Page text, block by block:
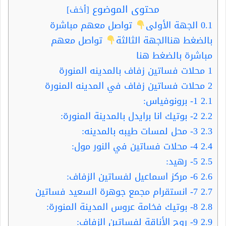
محتوى الموضوع [أخف]
0.1 الجهة الأولى
تواصل معهم مباشرة
بالضغط هناالجهة الثالثة
تواصل معهم
مباشرة بالضغط هنا
1 محلات فساتين زفاف بالمدينه المنورة
2محلات فساتين زفاف في المدينه المنورة
2.1
2.2
2.3
2.4
2.5
2.6
2.7
2.8
2.9